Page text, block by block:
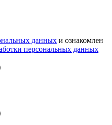
данных и ознакомлен
персональных данных